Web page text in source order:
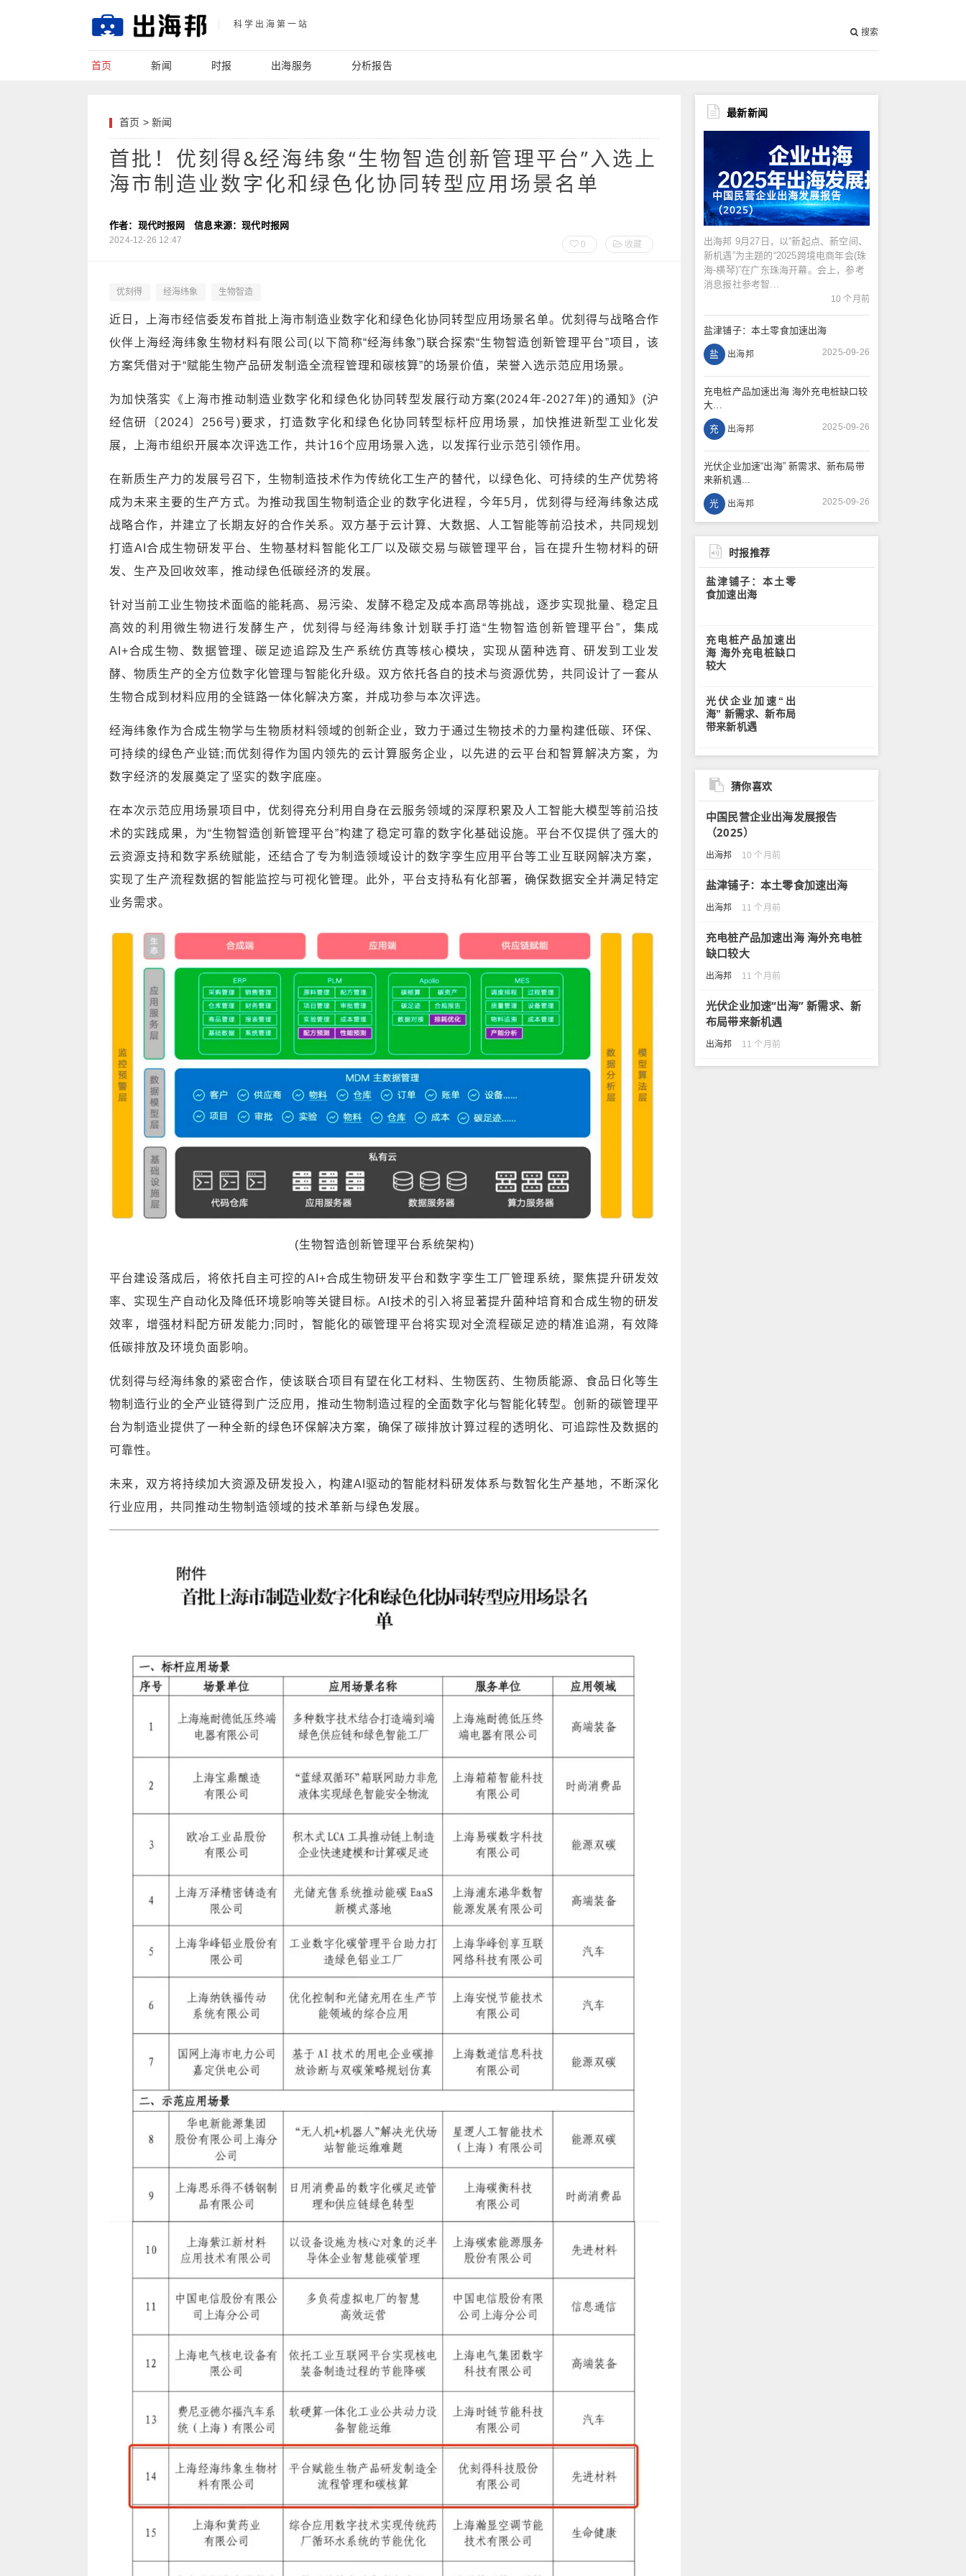
科学出海第一站
搜索
首页 新闻 时报 出海服务 分析报告
首页 >新闻
首批！优刻得&经海纬象“生物智造创新管理平台”入选上
海市制造业数字化和绿色化协同转型应用场景名单
作者：现代时报网 信息来源：现代时报网
2024-12-26 12:47 0 收藏
优刻得 经海纬象 生物智造
近日，上海市经信委发布首批上海市制造业数字化和绿色化协同转型应用场景名单。优刻得与战略合作
伙伴上海经海纬象生物材料有限公司(以下简称“经海纬象”)联合探索“生物智造创新管理平台”项目，该
方案凭借对于“赋能生物产品研发制造全流程管理和碳核算”的场景价值，荣誉入选示范应用场景。
为加快落实《上海市推动制造业数字化和绿色化协同转型发展行动方案(2024年-2027年)的通知》(沪
经信研〔2024〕256号)要求，打造数字化和绿色化协同转型标杆应用场景，加快推进新型工业化发
展，上海市组织开展本次评选工作，共计16个应用场景入选，以发挥行业示范引领作用。
在新质生产力的发展号召下，生物制造技术作为传统化工生产的替代，以绿色化、可持续的生产优势将
成为未来主要的生产方式。为推动我国生物制造企业的数字化进程，今年5月，优刻得与经海纬象达成
战略合作，并建立了长期友好的合作关系。双方基于云计算、大数据、人工智能等前沿技术，共同规划
打造AI合成生物研发平台、生物基材料智能化工厂以及碳交易与碳管理平台，旨在提升生物材料的研
发、生产及回收效率，推动绿色低碳经济的发展。
针对当前工业生物技术面临的能耗高、易污染、发酵不稳定及成本高昂等挑战，逐步实现批量、稳定且
高效的利用微生物进行发酵生产，优刻得与经海纬象计划联手打造“生物智造创新管理平台”，集成
AI+合成生物、数据管理、碳足迹追踪及生产系统仿真等核心模块，实现从菌种选育、研发到工业发
酵、物质生产的全方位数字化管理与智能化升级。双方依托各自的技术与资源优势，共同设计了一套从
生物合成到材料应用的全链路一体化解决方案，并成功参与本次评选。
经海纬象作为合成生物学与生物质材料领域的创新企业，致力于通过生物技术的力量构建低碳、环保、
可持续的绿色产业链;而优刻得作为国内领先的云计算服务企业，以先进的云平台和智算解决方案，为
数字经济的发展奠定了坚实的数字底座。
在本次示范应用场景项目中，优刻得充分利用自身在云服务领域的深厚积累及人工智能大模型等前沿技
术的实践成果，为“生物智造创新管理平台”构建了稳定可靠的数字化基础设施。平台不仅提供了强大的
云资源支持和数字系统赋能，还结合了专为制造领域设计的数字孪生应用平台等工业互联网解决方案，
实现了生产流程数据的智能监控与可视化管理。此外，平台支持私有化部署，确保数据安全并满足特定
业务需求。
(生物智造创新管理平台系统架构)
平台建设落成后，将依托自主可控的AI+合成生物研发平台和数字孪生工厂管理系统，聚焦提升研发效
率、实现生产自动化及降低环境影响等关键目标。AI技术的引入将显著提升菌种培育和合成生物的研发
效率，增强材料配方研发能力;同时，智能化的碳管理平台将实现对全流程碳足迹的精准追溯，有效降
低碳排放及环境负面影响。
优刻得与经海纬象的紧密合作，使该联合项目有望在化工材料、生物医药、生物质能源、食品日化等生
物制造行业的全产业链得到广泛应用，推动生物制造过程的全面数字化与智能化转型。创新的碳管理平
台为制造业提供了一种全新的绿色环保解决方案，确保了碳排放计算过程的透明化、可追踪性及数据的
可靠性。
未来，双方将持续加大资源及研发投入，构建AI驱动的智能材料研发体系与数智化生产基地，不断深化
行业应用，共同推动生物制造领域的技术革新与绿色发展。
最新新闻
中国民营企业出海发展报告
（2025）
出海邦 9月27日，以“新起点、新空间、
新机遇”为主题的“2025跨境电商年会(珠
海-横琴)”在广东珠海开幕。会上，参考
消息报社参考智...
10 个月前
盐津铺子：本土零食加速出海
盐 出海邦 2025-09-26
充电桩产品加速出海 海外充电桩缺口较
大...
充 出海邦 2025-09-26
光伏企业加速“出海” 新需求、新布局带
来新机遇...
光 出海邦 2025-09-26
时报推荐
盐津铺子：本土零
食加速出海
充电桩产品加速出
海 海外充电桩缺口
较大
光伏企业加速“出
海” 新需求、新布局
带来新机遇
猜你喜欢
中国民营企业出海发展报告
（2025）
出海邦 10 个月前
盐津铺子：本土零食加速出海
出海邦 11 个月前
充电桩产品加速出海 海外充电桩
缺口较大
出海邦 11 个月前
光伏企业加速“出海” 新需求、新
布局带来新机遇
出海邦 11 个月前